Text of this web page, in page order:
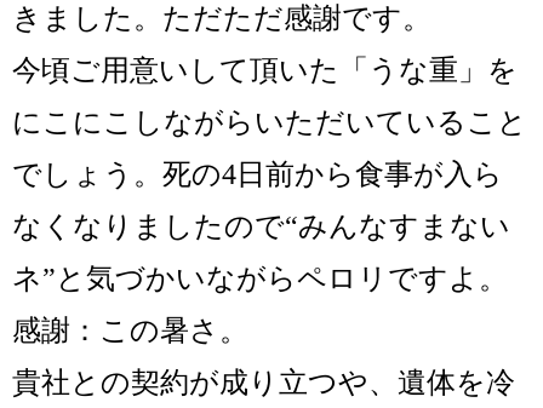
きました。ただただ感謝です。
今頃ご用意いして頂いた「うな重」を
にこにこしながらいただいていること
でしょう。死の4日前から食事が入ら
なくなりましたので“みんなすまない
ネ”と気づかいながらペロリですよ。
感謝：この暑さ。
貴社との契約が成り立つや、遺体を冷